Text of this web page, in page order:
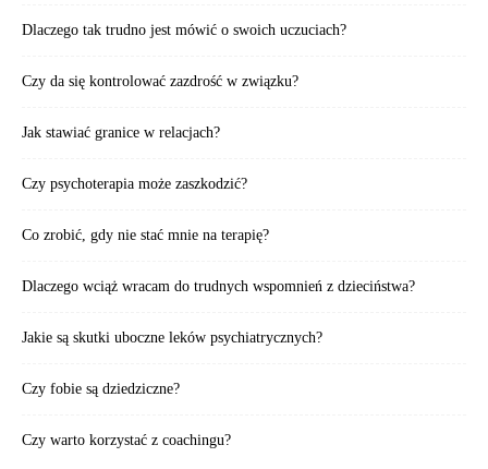
Dlaczego tak trudno jest mówić o swoich uczuciach?
Czy da się kontrolować zazdrość w związku?
Jak stawiać granice w relacjach?
Czy psychoterapia może zaszkodzić?
Co zrobić, gdy nie stać mnie na terapię?
Dlaczego wciąż wracam do trudnych wspomnień z dzieciństwa?
Jakie są skutki uboczne leków psychiatrycznych?
Czy fobie są dziedziczne?
Czy warto korzystać z coachingu?